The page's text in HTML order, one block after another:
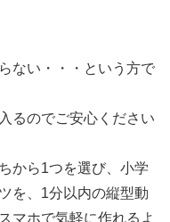
ない・・・という方で
るのでご安心ください
から1つを選び、小学
を、1分以内の縦型動
マホで気軽に作れるよ